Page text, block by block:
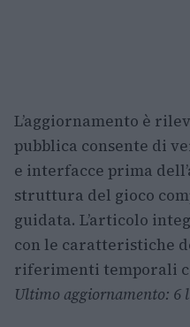
L’aggiornamento è
pubblica consente di
e interfacce prima
struttura del gioco
guidata. L’articolo
con le caratteristiche
riferimenti temporali
Ultimo aggiornamento: 6